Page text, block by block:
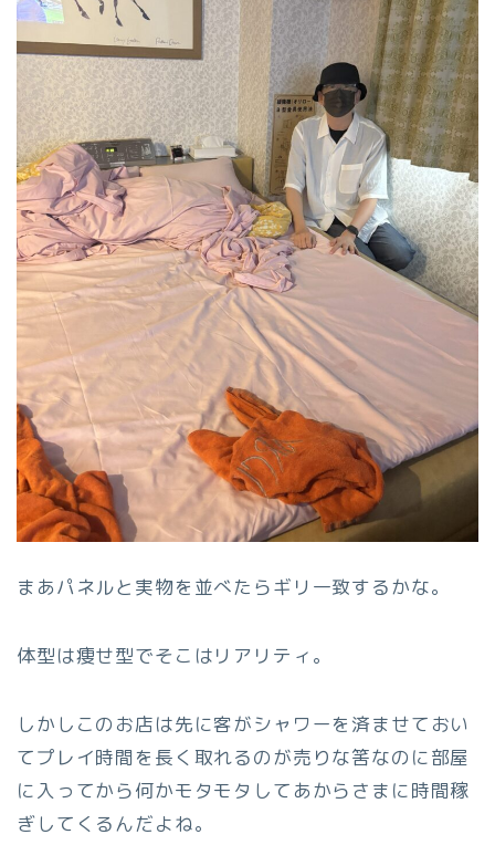
まあパネルと実物を並べたらギリ一致するかな。
体型は痩せ型でそこはリアリティ。
しかしこのお店は先に客がシャワーを済ませておい
てプレイ時間を長く取れるのが売りな筈なのに部屋
に入ってから何かモタモタしてあからさまに時間稼
ぎしてくるんだよね。